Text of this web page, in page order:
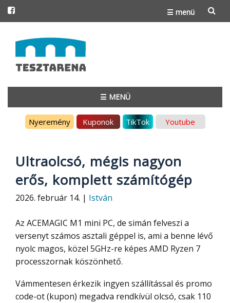
☰ menü
to
content
☰ MENÜ
Nyeremény Kuponok TikTok Youtube
Ultraolcsó, mégis nagyon
erős, komplett számítógép
2026. február 14. | István
Az ACEMAGIC M1 mini PC, de simán felveszi a
versenyt számos asztali géppel is, ami a benne lévő
nyolc magos, közel 5GHz-re képes AMD Ryzen 7
processzornak köszönhető.
Vámmentesen érkezik ingyen szállítással és promo
code-ot (kupon) megadva rendkívül olcsó, csak 110